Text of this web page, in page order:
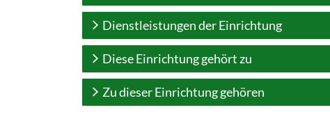
Dienstleistungen der Einrichtung
Diese Einrichtung gehört zu
Zu dieser Einrichtung gehören